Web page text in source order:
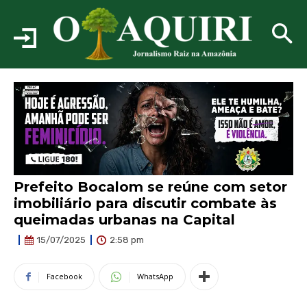
Prefeito Bocalom se reúne com setor
imobiliário para discutir combate às
queimadas urbanas na Capital
15/07/2025 2:58 pm
Facebook WhatsApp